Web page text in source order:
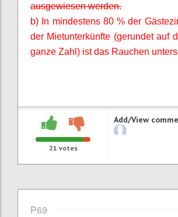
ausgewiesen werden.
b) In mindestens 80 % der
der Mietunterkünfte (gerundet auf
ganze Zahl) ist das Rauchen
21 votes
Add/View
P69